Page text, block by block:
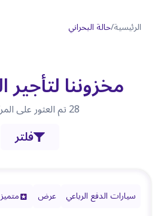
الرئيسية/حالة البحراني
مخزوننا
28تم العثور على
فلتر
سيارات الدفع الرباعي عرض متميز